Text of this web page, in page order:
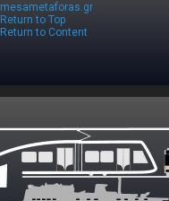
mesametaforas.gr
Return to Top
Return to Content